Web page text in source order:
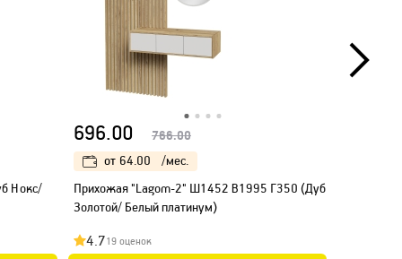
Нокс/
696.00 766.00
от 64.00
/мес.
Прихожая "Lagom-2" Ш1452 В1995 Г350 (Дуб
Золотой/ Белый платинум)
4.719 оценок